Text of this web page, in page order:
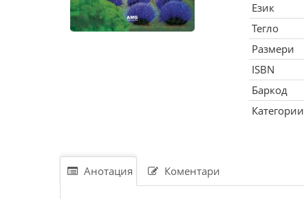
Език
Тегло
Размери
ISBN
Баркод
Категории
Анотация Коментари